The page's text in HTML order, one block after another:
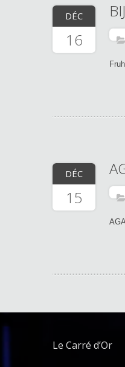
DÉC
16
DÉC
15
Le Carré d’Or